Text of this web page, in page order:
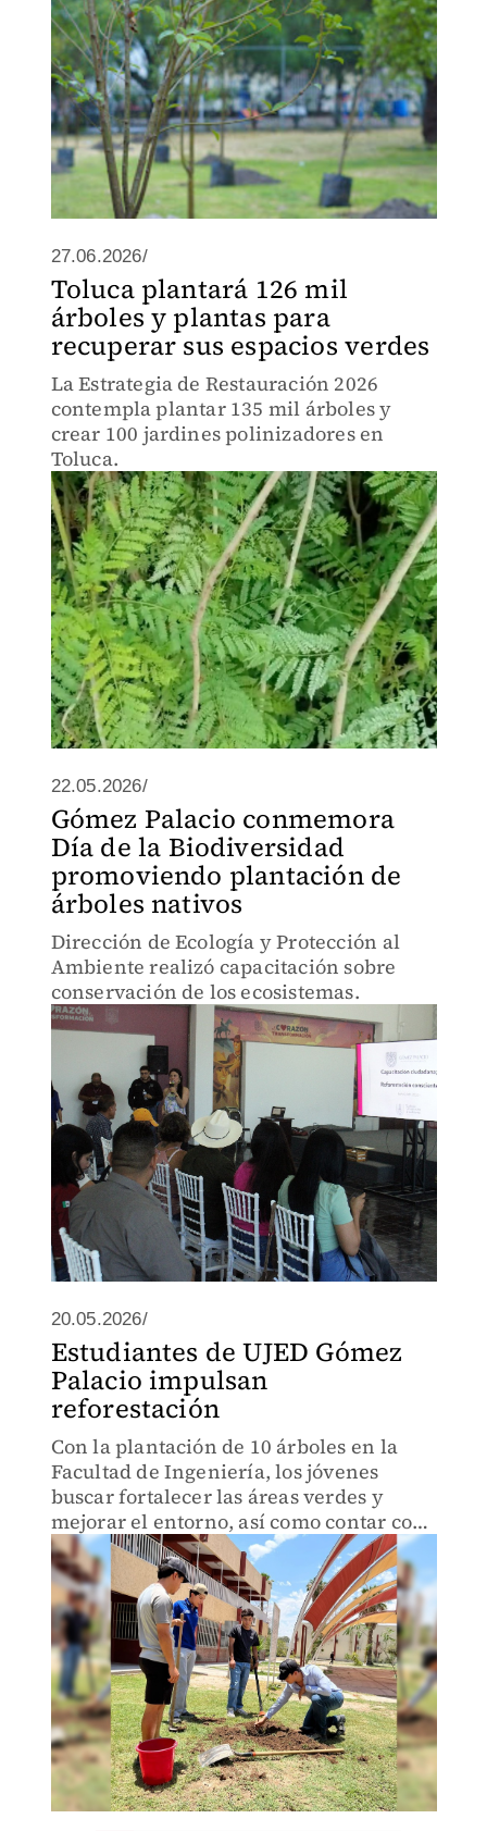
27.06.2026/
Toluca plantará 126 mil
árboles y plantas para
recuperar sus espacios verdes
La Estrategia de Restauración 2026
contempla plantar 135 mil árboles y
crear 100 jardines polinizadores en
Toluca.
22.05.2026/
Gómez Palacio conmemora
Día de la Biodiversidad
promoviendo plantación de
árboles nativos
Dirección de Ecología y Protección al
Ambiente realizó capacitación sobre
conservación de los ecosistemas.
20.05.2026/
Estudiantes de UJED Gómez
Palacio impulsan
reforestación
Con la plantación de 10 árboles en la
Facultad de Ingeniería, los jóvenes
buscar fortalecer las áreas verdes y
mejorar el entorno, así como contar con
sombra natural.